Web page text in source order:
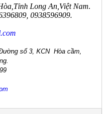
Long An,Việt Nam.
0938596909.
com
số 3, KCN Hòa cầm,